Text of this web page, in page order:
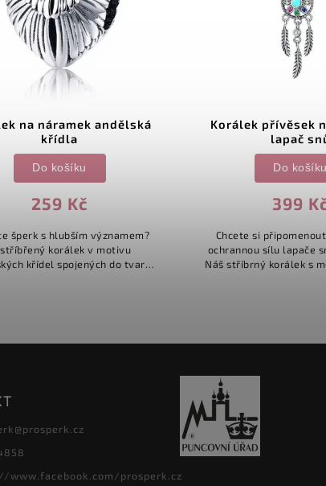
na náramek andělská
křídla
259 Kč
Do košíku
šperk s hlubším významem?
korálek v motivu
křídel spojených do tvaru
Korálek přívěsek
lapač
399
Do košíku
Chcete si
ochrannou sílu lapače
Náš stříbrný korálek s
@prosperk.cz
www.facebook.com/prosperk.cz